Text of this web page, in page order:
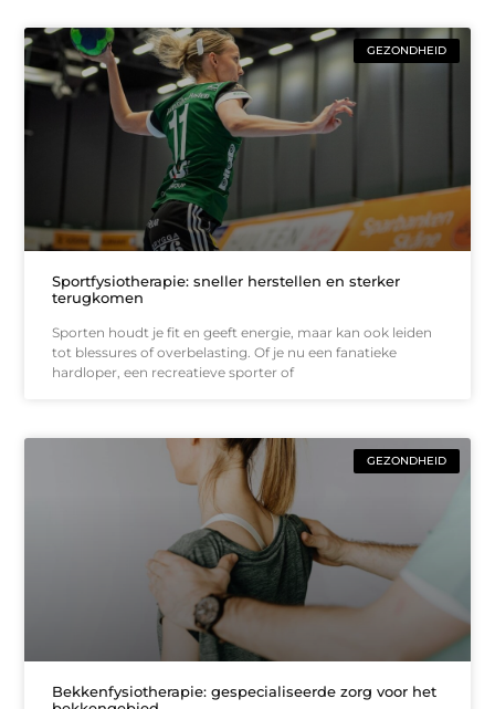
GEZONDHEID
Sportfysiotherapie: sneller herstellen en sterker
terugkomen
Sporten houdt je fit en geeft energie, maar kan ook leiden
tot blessures of overbelasting. Of je nu een fanatieke
hardloper, een recreatieve sporter of
GEZONDHEID
Bekkenfysiotherapie: gespecialiseerde zorg voor het